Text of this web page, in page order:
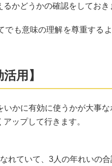
かどうかの確認をしてお
も意味の理解を尊重する
用】
かに有効に使うかが大事
ップして行きます。
れていて、3人の年れいの